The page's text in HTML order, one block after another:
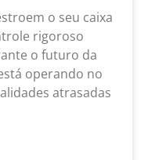
o seu caixa
rigoroso
o futuro da
operando no
atrasadas